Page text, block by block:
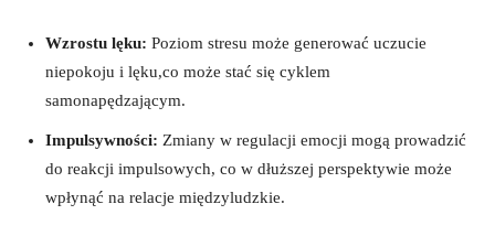
Wzrostu lęku: Poziom stresu może generować uczucie
niepokoju i lęku,co może stać się cyklem
samonapędzającym.
Impulsywności: Zmiany w regulacji emocji mogą prowadzić
do reakcji impulsowych, co w dłuższej perspektywie może
wpłynąć na relacje międzyludzkie.